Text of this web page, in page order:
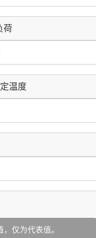
荷
温度
仅为代表值。